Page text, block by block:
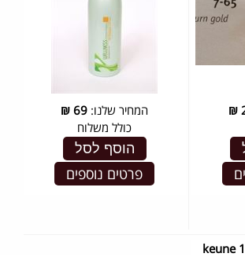
₪
המחיר שלנו: 69
₪
כולל משלוח
הוסף לסל
פרטים נוספים